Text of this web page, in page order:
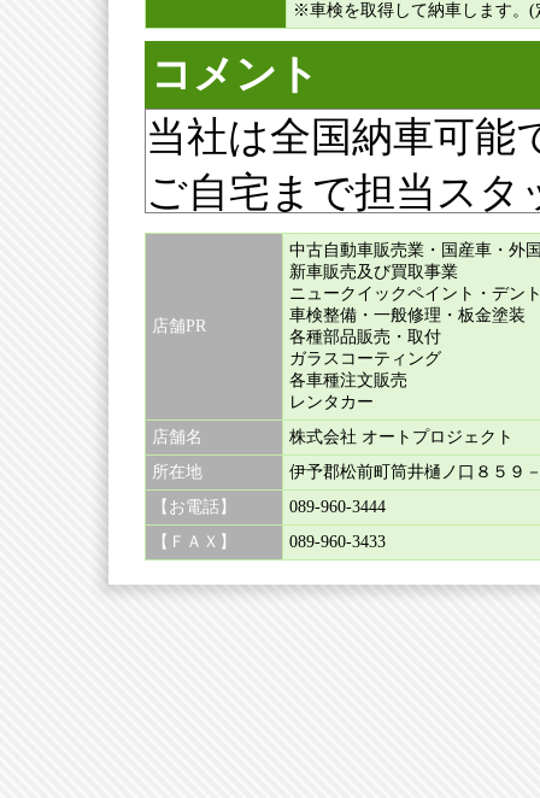
※車検を取得して納車します。
コメント
当社は全国納車可能
ご自宅まで担当ス
安心下さい。
気になる箇所はメ
します。
ご満足いただける一
ます。
お気軽にお声をお掛
店舗PR
中古自動車販売業・国産車・外
新車販売及び買取事業
ニュークイックペイント・デン
車検整備・一般修理・板金塗装
各種部品販売・取付
ガラスコーティング
各車種注文販売
レンタカー
店舗名
株式会社 オートプロジェクト
所在地
伊予郡松前町筒井樋ノ口８５９
【お電話】
089-960-3444
【ＦＡＸ】
089-960-3433